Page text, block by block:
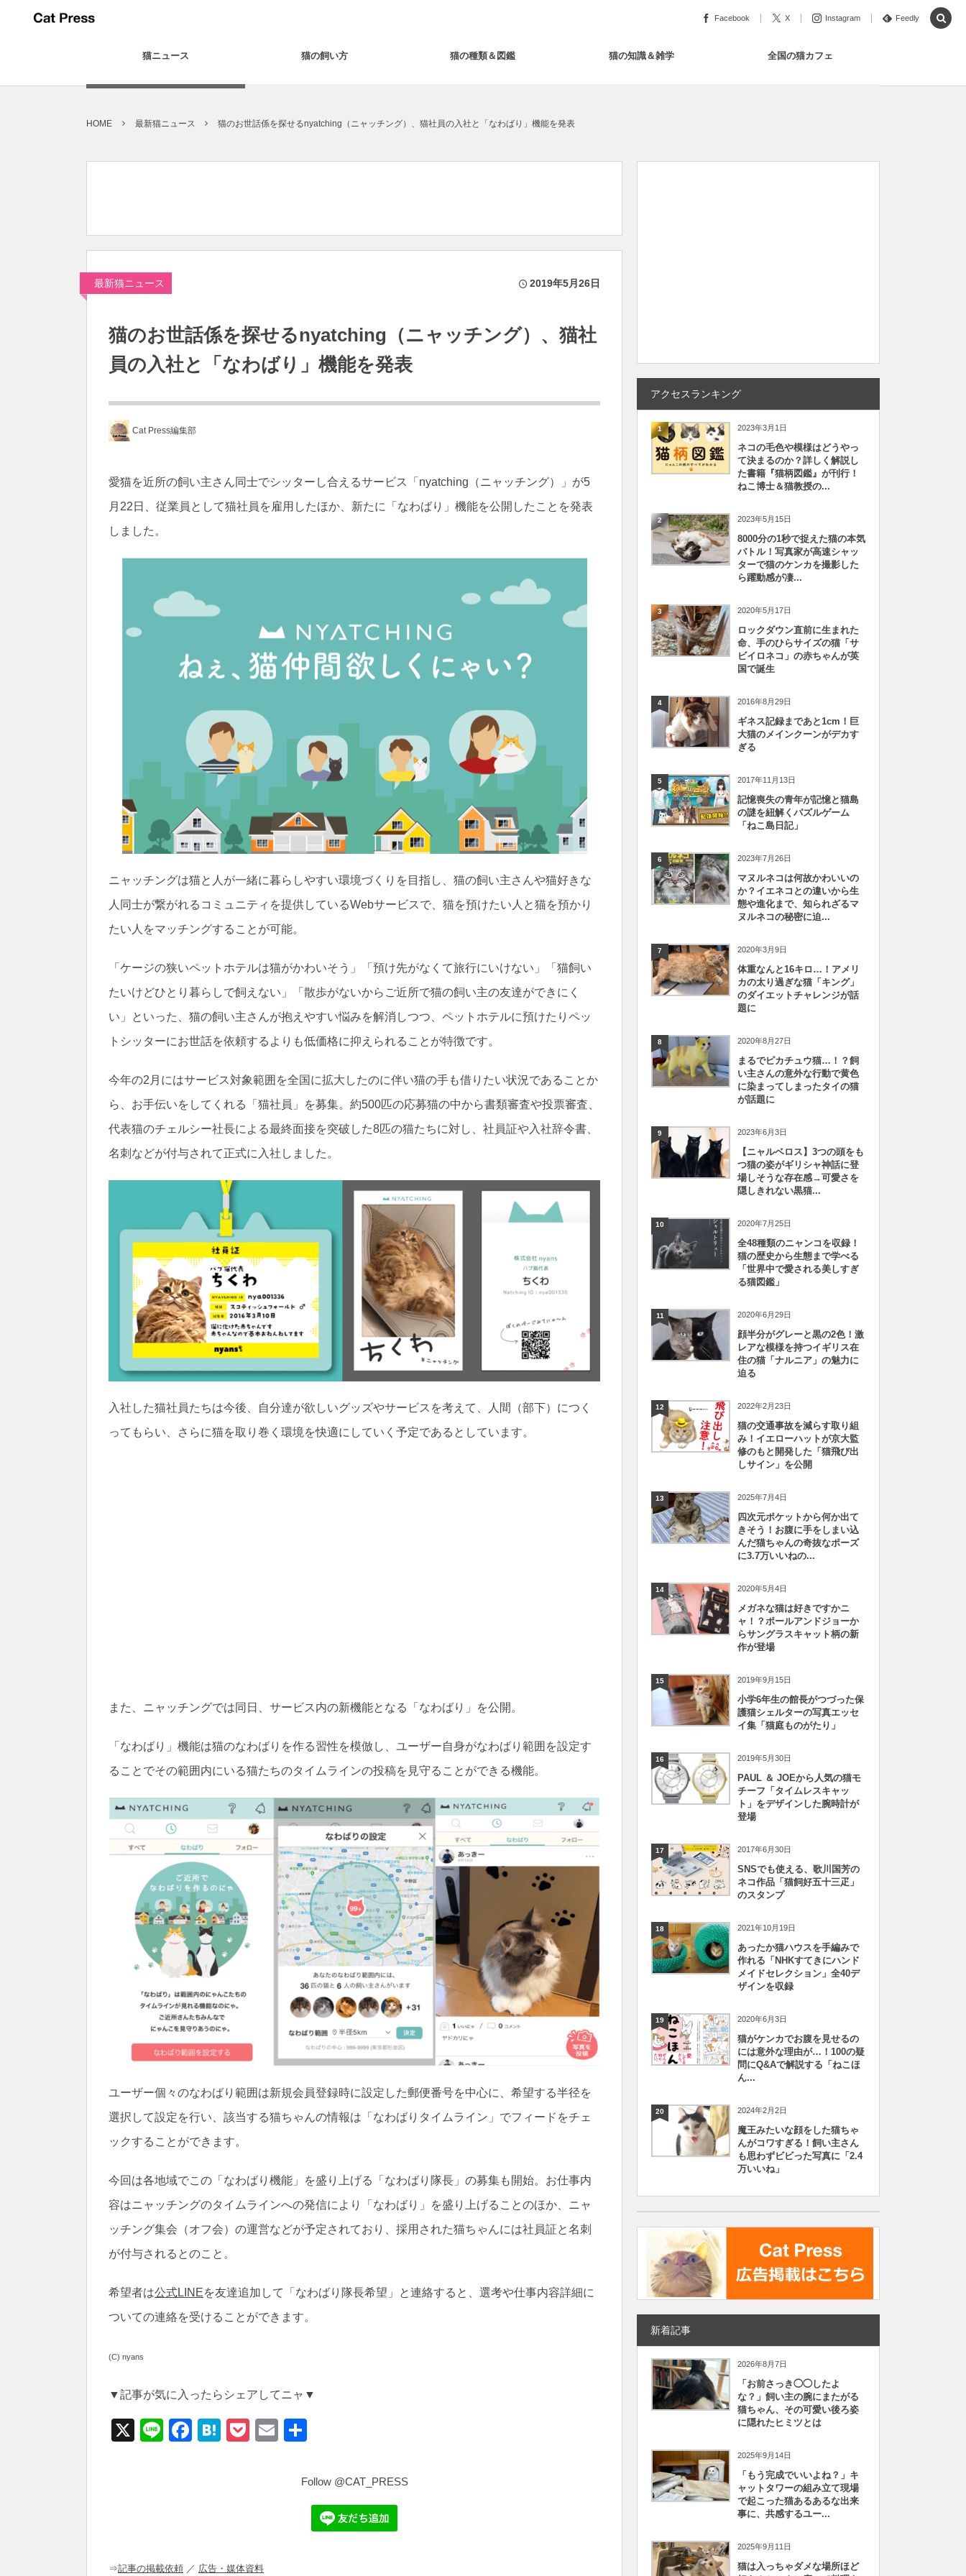
Facebook X Instagram Feedly
猫ニュース 猫の飼い方 猫の種類＆図鑑 猫の知識＆雑学 全国の猫カフェ
HOME 最新猫ニュース 猫のお世話係を探せるnyatching（ニャッチング）、猫社員の入社と「なわばり」機能を発表
最新猫ニュース 2019年5月26日
猫のお世話係を探せるnyatching（ニャッチング）、猫社
員の入社と「なわばり」機能を発表
Cat Press編集部
愛猫を近所の飼い主さん同士でシッターし合えるサービス「nyatching（ニャッチング）」が5
月22日、従業員として猫社員を雇用したほか、新たに「なわばり」機能を公開したことを発表
しました。
ニャッチングは猫と人が一緒に暮らしやすい環境づくりを目指し、猫の飼い主さんや猫好きな
人同士が繋がれるコミュニティを提供しているWebサービスで、猫を預けたい人と猫を預かり
たい人をマッチングすることが可能。
「ケージの狭いペットホテルは猫がかわいそう」「預け先がなくて旅行にいけない」「猫飼い
たいけどひとり暮らしで飼えない」「散歩がないからご近所で猫の飼い主の友達ができにく
い」といった、猫の飼い主さんが抱えやすい悩みを解消しつつ、ペットホテルに預けたりペッ
トシッターにお世話を依頼するよりも低価格に抑えられることが特徴です。
今年の2月にはサービス対象範囲を全国に拡大したのに伴い猫の手も借りたい状況であることか
ら、お手伝いをしてくれる「猫社員」を募集。約500匹の応募猫の中から書類審査や投票審査、
代表猫のチェルシー社長による最終面接を突破した8匹の猫たちに対し、社員証や入社辞令書、
名刺などが付与されて正式に入社しました。
入社した猫社員たちは今後、自分達が欲しいグッズやサービスを考えて、人間（部下）につく
ってもらい、さらに猫を取り巻く環境を快適にしていく予定であるとしています。
また、ニャッチングでは同日、サービス内の新機能となる「なわばり」を公開。
「なわばり」機能は猫のなわばりを作る習性を模倣し、ユーザー自身がなわばり範囲を設定す
ることでその範囲内にいる猫たちのタイムラインの投稿を見守ることができる機能。
ユーザー個々のなわばり範囲は新規会員登録時に設定した郵便番号を中心に、希望する半径を
選択して設定を行い、該当する猫ちゃんの情報は「なわばりタイムライン」でフィードをチェ
ックすることができます。
今回は各地域でこの「なわばり機能」を盛り上げる「なわばり隊長」の募集も開始。お仕事内
容はニャッチングのタイムラインへの発信により「なわばり」を盛り上げることのほか、ニャ
ッチング集会（オフ会）の運営などが予定されており、採用された猫ちゃんには社員証と名刺
が付与されるとのこと。
希望者は公式LINEを友達追加して「なわばり隊長希望」と連絡すると、選考や仕事内容詳細に
ついての連絡を受けることができます。
(C) nyans
▼記事が気に入ったらシェアしてニャ▼
X
Li
F
o
H
P
E
アクセスランキング
1 2023年3月1日
ネコの毛色や模様はどうやっ
て決まるのか？詳しく解説し
た書籍『猫柄図鑑』が刊行！
ねこ博士＆猫教授の...
2 2023年5月15日
8000分の1秒で捉えた猫の本気
バトル！写真家が高速シャッ
ターで猫のケンカを撮影した
ら躍動感が凄...
3 2020年5月17日
ロックダウン直前に生まれた
命、手のひらサイズの猫「サ
ビイロネコ」の赤ちゃんが英
国で誕生
4 2016年8月29日
ギネス記録まであと1cm！巨
大猫のメインクーンがデカす
ぎる
5 2017年11月13日
記憶喪失の青年が記憶と猫島
の謎を紐解くパズルゲーム
「ねこ島日記」
6 2023年7月26日
マヌルネコは何故かわいいの
か？イエネコとの違いから生
態や進化まで、知られざるマ
ヌルネコの秘密に迫...
7 2020年3月9日
体重なんと16キロ…！アメリ
カの太り過ぎな猫「キング」
のダイエットチャレンジが話
題に
8 2020年8月27日
まるでピカチュウ猫…！？飼
い主さんの意外な行動で黄色
に染まってしまったタイの猫
が話題に
9 2023年6月3日
【ニャルベロス】3つの頭をも
つ猫の姿がギリシャ神話に登
場しそうな存在感→可愛さを
隠しきれない黒猫...
10 2020年7月25日
全48種類のニャンコを収録！
猫の歴史から生態まで学べる
「世界中で愛される美しすぎ
る猫図鑑」
11 2020年6月29日
顔半分がグレーと黒の2色！激
レアな模様を持つイギリス在
住の猫「ナルニア」の魅力に
迫る
12 2022年2月23日
猫の交通事故を減らす取り組
み！イエローハットが京大監
修のもと開発した「猫飛び出
しサイン」を公開
13 2025年7月4日
四次元ポケットから何か出て
きそう！お腹に手をしまい込
んだ猫ちゃんの奇抜なポーズ
に3.7万いいねの...
14 2020年5月4日
メガネな猫は好きですかニ
ャ！？ポールアンドジョーか
らサングラスキャット柄の新
作が登場
15 2019年9月15日
小学6年生の館長がつづった保
護猫シェルターの写真エッセ
イ集「猫庭ものがたり」
16 2019年5月30日
PAUL ＆ JOEから人気の猫モ
チーフ「タイムレスキャッ
ト」をデザインした腕時計が
登場
17 2017年6月30日
SNSでも使える、歌川国芳の
ネコ作品「猫飼好五十三疋」
のスタンプ
18 2021年10月19日
あったか猫ハウスを手編みで
作れる「NHKすてきにハンド
メイドセレクション」全40デ
ザインを収録
19 2020年6月3日
猫がケンカでお腹を見せるの
には意外な理由が…！100の疑
問にQ&Aで解説する「ねこほ
ん...
20 2024年2月2日
魔王みたいな顔をした猫ちゃ
んがコワすぎる！飼い主さん
も思わずビビった写真に「2.4
万いいね」
新着記事
2026年8月7日
「お前さっき◯◯したよ
な？」飼い主の腕にまたがる
猫ちゃん、その可愛い後ろ姿
に隠れたヒミツとは
2025年9月14日
「もう完成でいいよね？」キ
ャットタワーの組み立て現場
で起こった猫あるあるな出来
事に、共感するユー...
2025年9月11日
猫は入っちゃダメな場所ほど